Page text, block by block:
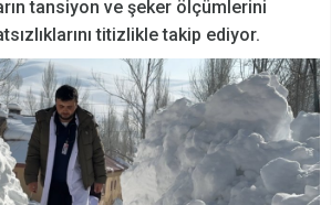
tansiyon ve şeker ölçümlerini
titizlikle takip ediyor.